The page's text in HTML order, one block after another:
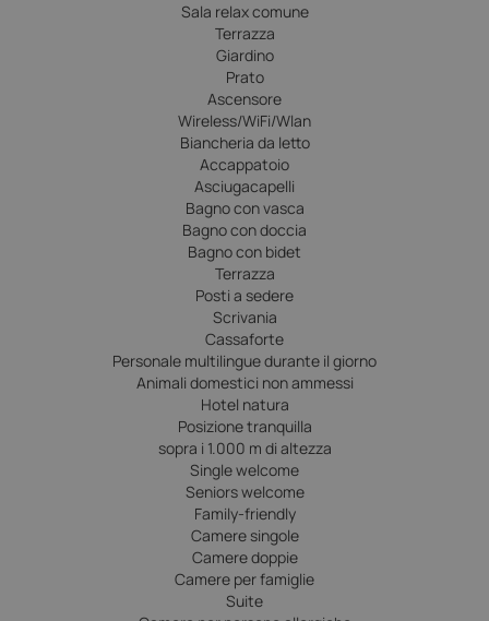
Sala relax comune
Terrazza
Giardino
Prato
Ascensore
Wireless/WiFi/Wlan
Biancheria da letto
Accappatoio
Asciugacapelli
Bagno con vasca
Bagno con doccia
Bagno con bidet
Terrazza
Posti a sedere
Scrivania
Cassaforte
Personale multilingue durante il giorno
Animali domestici non ammessi
Hotel natura
Posizione tranquilla
sopra i 1.000 m di altezza
Single welcome
Seniors welcome
Family-friendly
Camere singole
Camere doppie
Camere per famiglie
Suite